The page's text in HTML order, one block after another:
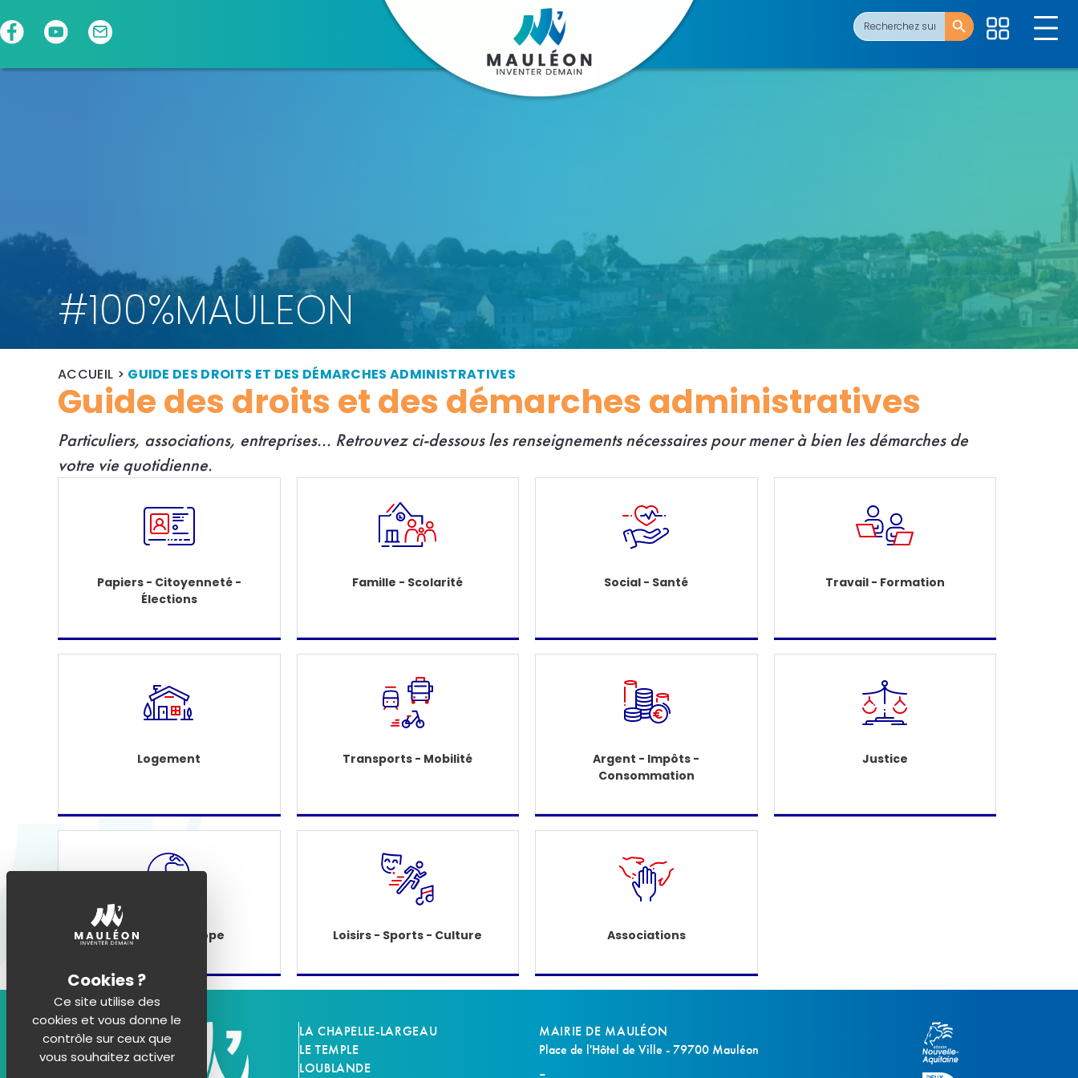
Search
for:
Search Button
#100%MAULEON
ACCUEIL > GUIDE DES DROITS ET DES DÉMARCHES ADMINISTRATIVES
Guide des droits et des démarches administratives
Particuliers, associations, entreprises... Retrouvez ci-dessous les renseignements nécessaires pour mener à bien les démarches de
votre vie quotidienne.
Papiers - Citoyenneté -
Élections
Famille - Scolarité Social - Santé Travail - Formation
Logement Transports - Mobilité
Argent - Impôts -
Consommation
Justice
Étranger - Europe Loisirs - Sports - Culture Associations
LA CHAPELLE-LARGEAU
LE TEMPLE
LOUBLANDE
MAIRIE DE MAULÉON
Place de l'Hôtel de Ville - 79700 Mauléon
Ce site utilise des
cookies et vous donne le
contrôle sur ceux que
vous souhaitez activer